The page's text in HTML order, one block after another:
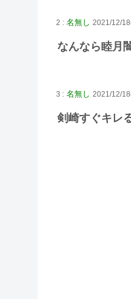
2 : 名無し 2021/12/
なんなら睦月
3 : 名無し 2021/12/
剣崎すぐキレ